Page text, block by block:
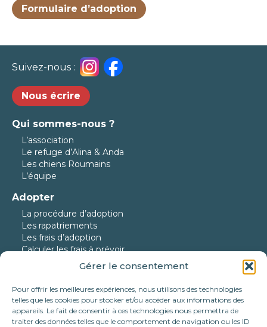
Gérer le consentement
Pour offrir les meilleures expériences, nous utilisons des technologies
telles que les cookies pour stocker et/ou accéder aux informations des
appareils. Le fait de consentir à ces technologies nous permettra de
traiter des données telles que le comportement de navigation ou les ID
Formulaire d’adoption
Suivez-nous :
Nous écrire
Qui sommes-nous ?
L’association
Le refuge d’Alina & Anda
Les chiens Roumains
L’équipe
Adopter
La procédure d’adoption
Les rapatriements
Les frais d’adoption
Calculer les frais à prévoir
Nos protégés
Nos chiens à l’adoption
Nos chats à l’adoption
Nos chiens en urgence
Nos adoptés